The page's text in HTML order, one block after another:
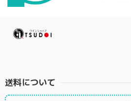
送料について